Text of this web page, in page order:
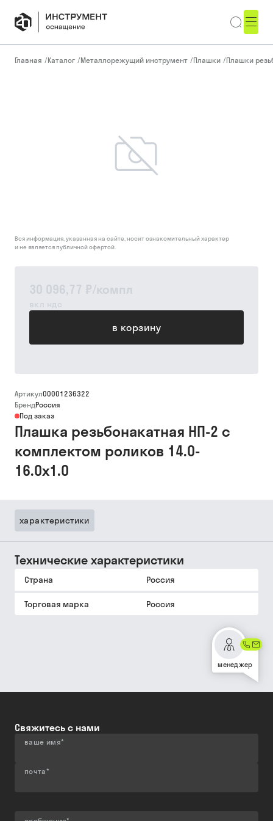
Главная /Каталог /Металлорежущий инструмент /Плашки /Плашки
30 096,77 ₽/компл
вкл ндс
в корзину
Вся информация, указанная на сайте, носит ознакомительный характер
и не является публичной офертой.
Артикул00001236322
БрендРоссия
Под заказ
Плашка резьбонакатная НП-2 с
комплектом роликов 14.0-
16.0х1.0
характеристики
Технические характеристики
Страна Россия
Торговая марка Россия
менеджер
Свяжитесь с нами
ваше имя*
почта*